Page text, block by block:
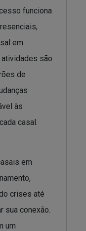
funciona
em
são
de
às
casal.
em
crises até
sua conexão.
um